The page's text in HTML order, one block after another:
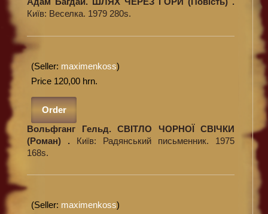
Київ: Веселка. 1979 280s.
(Seller: maximenkoss)
Price 120,00 hrn.
Order
Вольфганг Гельд. СВІТЛО ЧОРНОЇ СВІЧКИ
(Роман) . Київ: Радянський письменник. 1975
168s.
(Seller: maximenkoss)